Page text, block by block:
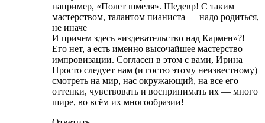
например, «Полет шмеля». Шедевр! С таким
мастерством, талантом пианиста — надо родиться,
не иначе
И причем здесь «издевательство над Кармен»?!
Его нет, а есть именно высочайшее мастерство
импровизации. Согласен в этом с вами, Ирина
Просто следует нам (и гостю этому неизвестному)
смотреть на мир, нас окружающий, на все его
оттенки, чувствовать и воспринимать их — много
шире, во всём их многообразии!